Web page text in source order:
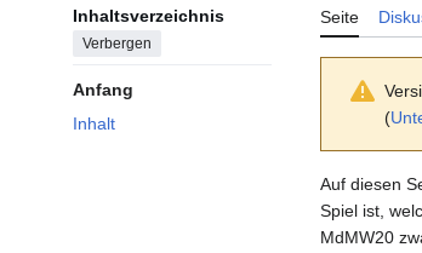
Inhaltsverzeichnis
Verbergen
Anfang
Inhalt
Seite
(
Auf diesen
Spiel ist,
MdMW20